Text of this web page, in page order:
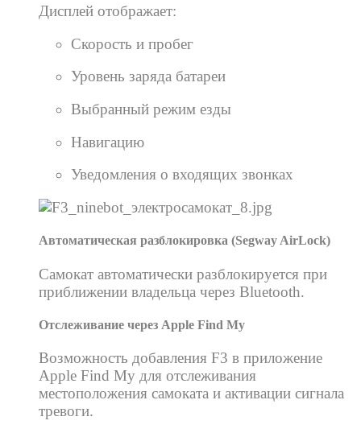
Дисплей отображает:
Скорость и пробег
Уровень заряда батареи
Выбранный режим езды
Навигацию
Уведомления о входящих звонках
Автоматическая разблокировка (Segway AirLock)
Самокат автоматически разблокируется при
приближении владельца через Bluetooth.
Отслеживание через Apple Find My
Возможность добавления F3 в приложение
Apple Find My для отслеживания
местоположения самоката и активации сигнала
тревоги.